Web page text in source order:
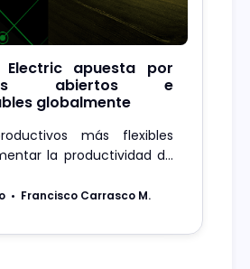
Electric apuesta por
abiertos e
globalmente
más flexibles
la productividad de
Francisco Carrasco M.